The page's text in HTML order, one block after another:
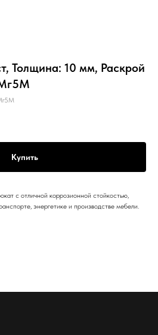
Толщина: 10 мм, Раскрой
Купить
с отличной коррозионной стойкостью,
энергетике и производстве мебели.